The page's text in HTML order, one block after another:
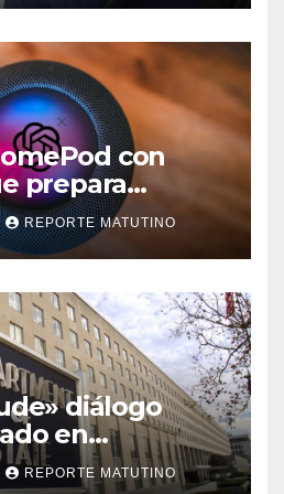
con
prepara
diseño es una
REPORTE MATUTINO
diálogo
en
REPORTE MATUTINO